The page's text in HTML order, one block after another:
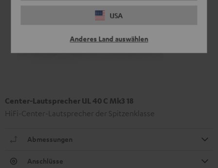
USA
Anderes Land auswählen
Center-Lautsprecher UL 40 C Mk3 18
HiFi-Center-Lautsprecher der Spitzenklasse
Abmessungen
Anschlüsse